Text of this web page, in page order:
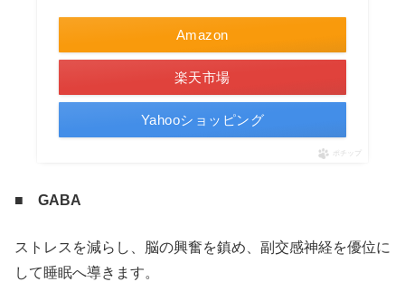
Amazon
楽天市場
Yahooショッピング
ポチップ
■ GABA
ストレスを減らし、脳の興奮を鎮め、副交感神経を優位に
して睡眠へ導きます。